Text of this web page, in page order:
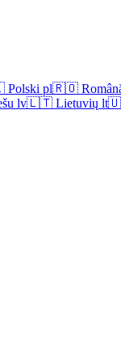
Polski pl🇷🇴
lv🇱🇹 Lietuvių lt